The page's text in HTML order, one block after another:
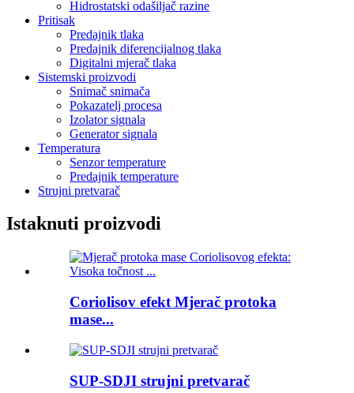
Hidrostatski odašiljač razine
Pritisak
Predajnik tlaka
Predajnik diferencijalnog tlaka
Digitalni mjerač tlaka
Sistemski proizvodi
Snimač snimača
Pokazatelj procesa
Izolator signala
Generator signala
Temperatura
Senzor temperature
Predajnik temperature
Strujni pretvarač
Istaknuti proizvodi
Coriolisov efekt Mjerač protoka
mase...
SUP-SDJI strujni pretvarač